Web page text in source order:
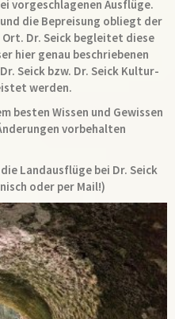
vorgeschlagenen Ausflüge.
die Bepreisung obliegt der
Dr. Seick begleitet diese
hier genau beschriebenen
Seick bzw. Dr. Seick Kultur-
werden.
besten Wissen und Gewissen
vorbehalten
Landausflüge bei Dr. Seick
oder per Mail!)